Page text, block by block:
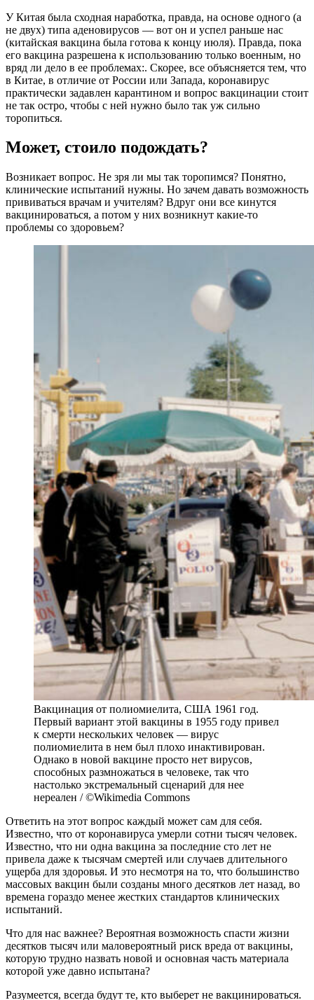
У Китая была сходная наработка, правда, на основе одного (а
не двух) типа аденовирусов — вот он и успел раньше нас
(китайская вакцина была готова к концу июля). Правда, пока
его вакцина разрешена к использованию только военным, но
вряд ли дело в ее проблемах:. Скорее, все объясняется тем, что
в Китае, в отличие от России или Запада, коронавирус
практически задавлен карантином и вопрос вакцинации стоит
не так остро, чтобы с ней нужно было так уж сильно
торопиться.
Может, стоило подождать?
Возникает вопрос. Не зря ли мы так торопимся? Понятно,
клинические испытаний нужны. Но зачем давать возможность
прививаться врачам и учителям? Вдруг они все кинутся
вакцинироваться, а потом у них возникнут какие-то
проблемы со здоровьем?
Вакцинация от полиомиелита, США 1961 год.
Первый вариант этой вакцины в 1955 году привел
к смерти нескольких человек — вирус
полиомиелита в нем был плохо инактивирован.
Однако в новой вакцине просто нет вирусов,
способных размножаться в человеке, так что
настолько экстремальный сценарий для нее
нереален / ©Wikimedia Commons
Ответить на этот вопрос каждый может сам для себя.
Известно, что от коронавируса умерли сотни тысяч человек.
Известно, что ни одна вакцина за последние сто лет не
привела даже к тысячам смертей или случаев длительного
ущерба для здоровья. И это несмотря на то, что большинство
массовых вакцин были созданы много десятков лет назад, во
времена гораздо менее жестких стандартов клинических
испытаний.
Что для нас важнее? Вероятная возможность спасти жизни
десятков тысяч или маловероятный риск вреда от вакцины,
которую трудно назвать новой и основная часть материала
которой уже давно испытана?
Разумеется, всегда будут те, кто выберет не вакцинироваться.